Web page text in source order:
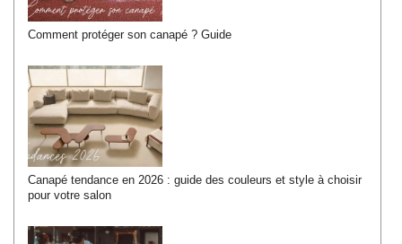
Comment protéger son canapé ? Guide
Canapé tendance en 2026 : guide des couleurs et style à choisir
pour votre salon